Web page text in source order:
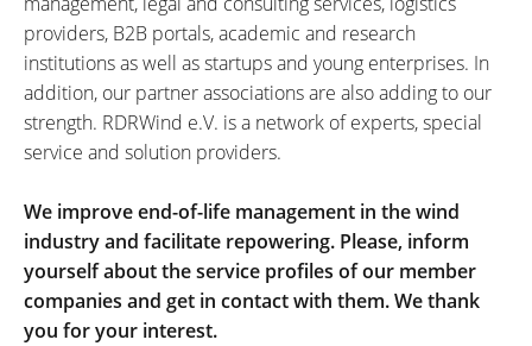
providers, B2B portals, academic and research
institutions as well as startups and young enterprises. In
addition, our partner associations are also adding to our
strength. RDRWind e.V. is a network of experts, special
service and solution providers.
We improve end-of-life management in the wind
industry and facilitate repowering. Please, inform
yourself about the service profiles of our member
companies and get in contact with them. We thank
you for your interest.